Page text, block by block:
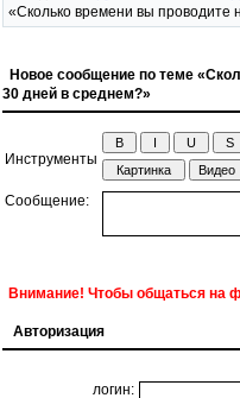
«Сколько времени вы проводите
Новое сообщение по теме
30 дней в среднем?»
Инструменты
Сообщение:
Внимание! Чтобы общаться на
Авторизация
логин: